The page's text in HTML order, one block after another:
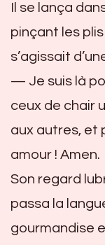
Il se lança
pinçant les
s’agissait
— Je suis là
ceux de chair
aux autres, et
amour ! Amen.
Son regard
passa la
gourmandise